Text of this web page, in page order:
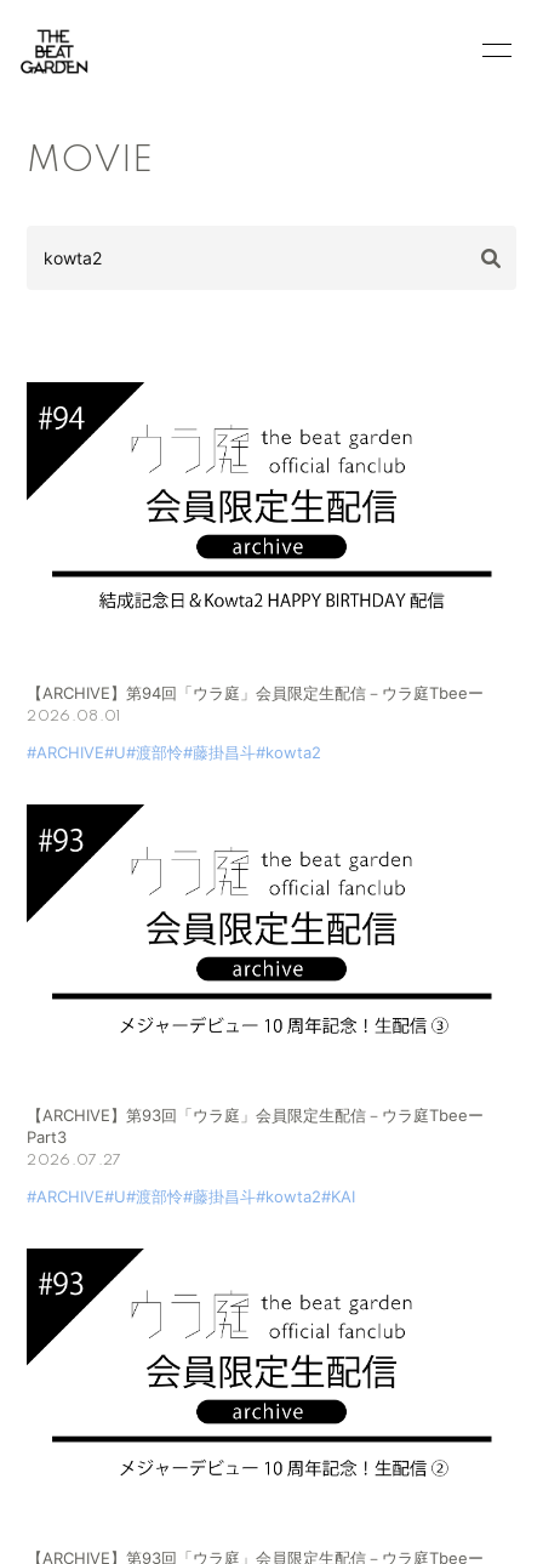
BLOG
会員登録 ログイン
MOVIE
【ARCHIVE】第94回「ウラ庭」会員限定生配信－ウラ庭Tbeeー
2026.08.01
#ARCHIVE#U#渡部怜#藤掛昌斗#kowta2
【ARCHIVE】第93回「ウラ庭」会員限定生配信－ウラ庭Tbeeー
Part3
2026.07.27
#ARCHIVE#U#渡部怜#藤掛昌斗#kowta2#KAI
【ARCHIVE】第93回「ウラ庭」会員限定生配信－ウラ庭Tbeeー